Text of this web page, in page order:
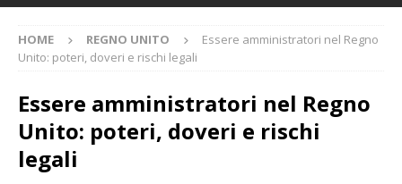
HOME REGNO UNITO
Essere amministratori nel Regno
Unito: poteri, doveri e rischi legali
Essere amministratori nel Regno
Unito: poteri, doveri e rischi
legali